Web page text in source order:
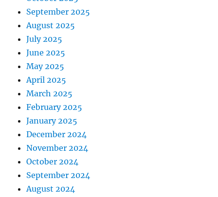
September 2025
August 2025
July 2025
June 2025
May 2025
April 2025
March 2025
February 2025
January 2025
December 2024
November 2024
October 2024
September 2024
August 2024